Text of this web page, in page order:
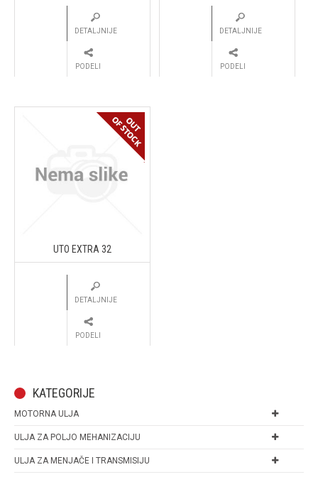
DETALJNIJE
PODELI
DETALJNIJE
PODELI
UTO EXTRA 32
DETALJNIJE
PODELI
KATEGORIJE
MOTORNA ULJA
ULJA ZA POLJO MEHANIZACIJU
ULJA ZA MENJAČE I TRANSMISIJU